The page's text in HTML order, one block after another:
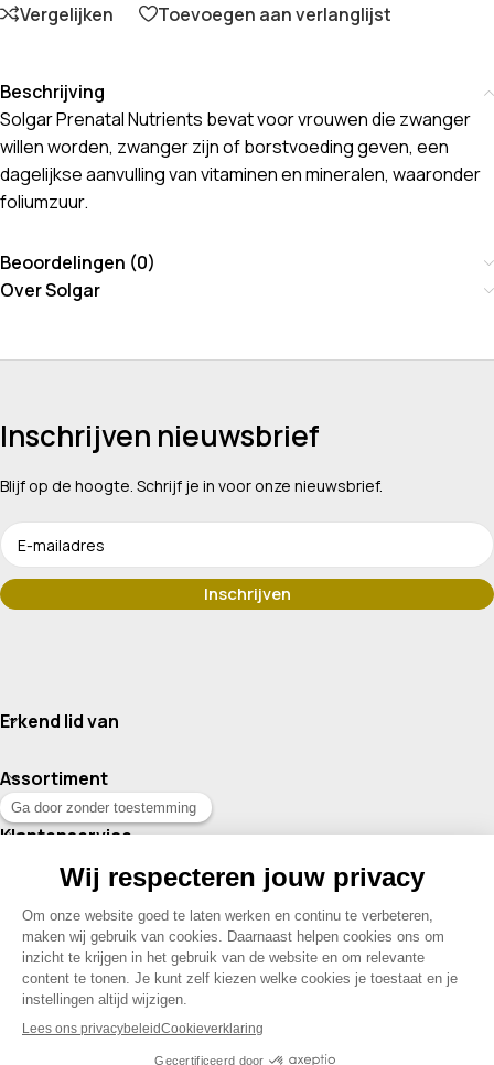
Vergelijken Toevoegen aan verlanglijst
Beschrijving
Solgar Prenatal Nutrients bevat voor vrouwen die zwanger
willen worden, zwanger zijn of borstvoeding geven, een
dagelijkse aanvulling van vitaminen en mineralen, waaronder
foliumzuur.
Beoordelingen (0)
Over Solgar
Inschrijven nieuwsbrief
Blijf op de hoogte. Schrijf je in voor onze nieuwsbrief.
Erkend lid van
Assortiment
Klantenservice
Contact
© 2026 Drogisterij Het Geheim | Alle rechten voorbehouden |
Webdesign en hosting door Madoo|Sitemap